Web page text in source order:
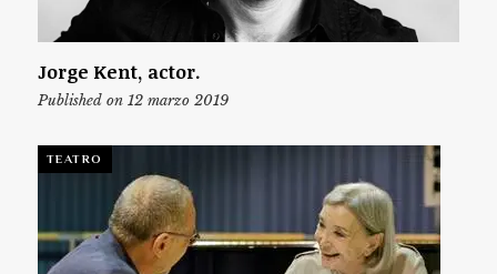
Jorge Kent, actor.
Published on 12 marzo 2019
TEATRO